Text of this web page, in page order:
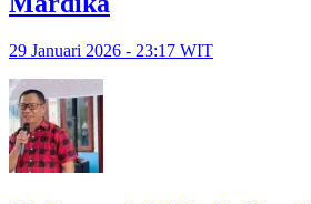
29 Januari 2026 - 23:17 WIT